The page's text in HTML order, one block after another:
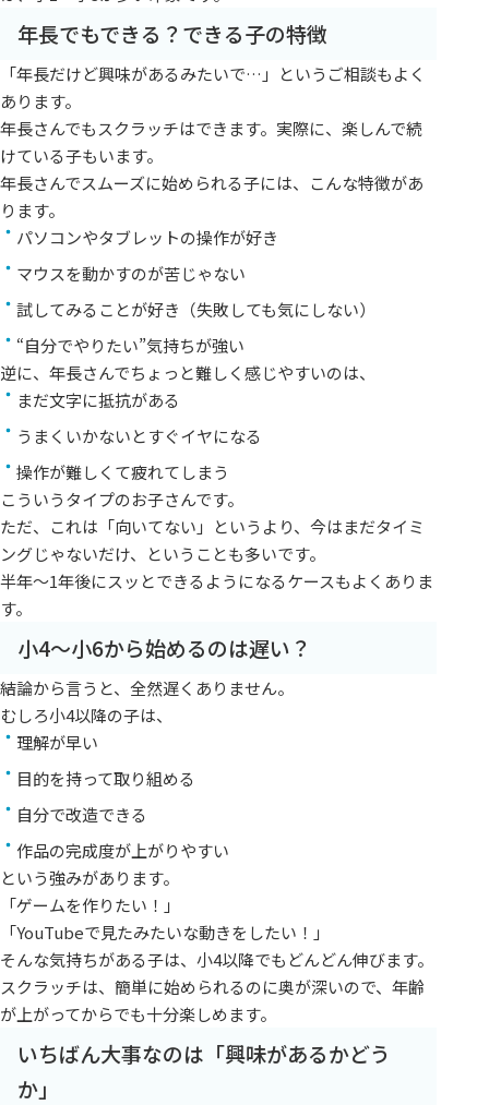
年長でもできる？できる子の特徴
「年長だけど興味があるみたいで…」というご相談もよく
あります。
年長さんでもスクラッチはできます。実際に、楽しんで続
けている子もいます。
年長さんでスムーズに始められる子には、こんな特徴があ
ります。
パソコンやタブレットの操作が好き
マウスを動かすのが苦じゃない
試してみることが好き（失敗しても気にしない）
“自分でやりたい”気持ちが強い
逆に、年長さんでちょっと難しく感じやすいのは、
まだ文字に抵抗がある
うまくいかないとすぐイヤになる
操作が難しくて疲れてしまう
こういうタイプのお子さんです。
ただ、これは「向いてない」というより、今はまだタイミ
ングじゃないだけ、ということも多いです。
半年〜1年後にスッとできるようになるケースもよくありま
す。
小4〜小6から始めるのは遅い？
結論から言うと、全然遅くありません。
むしろ小4以降の子は、
理解が早い
目的を持って取り組める
自分で改造できる
作品の完成度が上がりやすい
という強みがあります。
「ゲームを作りたい！」
「YouTubeで見たみたいな動きをしたい！」
そんな気持ちがある子は、小4以降でもどんどん伸びます。
スクラッチは、簡単に始められるのに奥が深いので、年齢
が上がってからでも十分楽しめます。
いちばん大事なのは「興味があるかどう
か」